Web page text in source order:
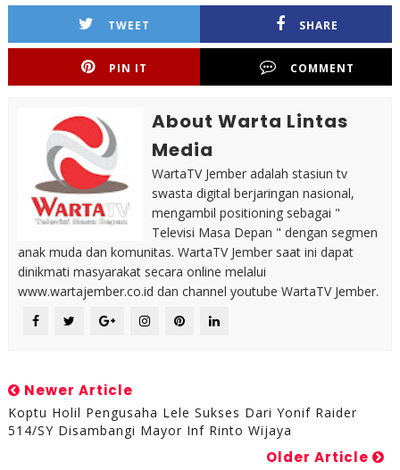
TWEET SHARE
PIN IT COMMENT
About Warta Lintas
Media
WartaTV Jember adalah stasiun tv
swasta digital berjaringan nasional,
mengambil positioning sebagai "
Televisi Masa Depan " dengan segmen
anak muda dan komunitas. WartaTV Jember saat ini dapat
dinikmati masyarakat secara online melalui
www.wartajember.co.id dan channel youtube WartaTV Jember.
Newer Article
Koptu Holil Pengusaha Lele Sukses Dari Yonif Raider
514/SY Disambangi Mayor Inf Rinto Wijaya
Older Article